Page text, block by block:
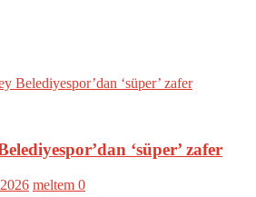
‘süper’ zafer
meltem 0